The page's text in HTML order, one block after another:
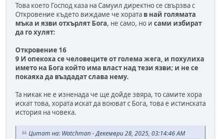
Това което Господ каза на Самуил директно се свързва с
Откровение където виждаме че хората в най голямата
мъка и язви отхърлят Бога, не само, но и сами избират
да го хулят:
Откровение 16
9 И опекоха се человеците от голема жега, и похулиха
името на Бога който има власт над тези язви; и не се
покаяха да въздадат слава нему.
Та никак не е изненада че ще дойде звяра, то самите хора
искат това, хората искат да воюват с Бога, това е истинската
история на човека.
Цитат на: Watchman - Декември 28, 2025, 03:14:46 AM